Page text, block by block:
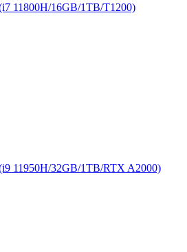
11800H/16GB/1TB/T1200)
11950H/32GB/1TB/RTX A2000)